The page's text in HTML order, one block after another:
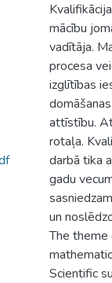
mācību
vadītāja.
procesa
izglītības
attīstību.
rotaļa.
darbā tika
gadu
un
The theme
Scientific